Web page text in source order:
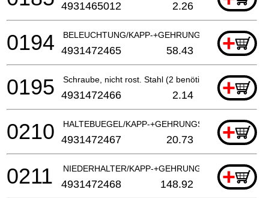
4931465012 2.26
BELEUCHTUNG/KAPP-+GEHRUNGSSAEGE
+
0194 4931472465 58.43
Schraube, nicht rost. Stahl (2 benötigt) +
0195 4931472466 2.14
HALTEBUEGEL/KAPP-+GEHRUNGSSAEGE
+
0210 4931472467 20.73
NIEDERHALTER/KAPP-+GEHRUNGSSAEGE
+
0211 4931472468 148.92